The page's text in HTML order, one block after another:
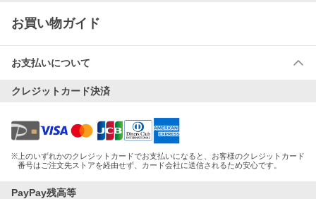
お買い物ガイド
お支払いについて
クレジットカード決済
※ 上のいずれかのクレジットカードでお支払いになると、お客様のクレジットカード
番号はご注文先ストアを経由せず、カード会社に送信されるため安心です。
PayPay残高等